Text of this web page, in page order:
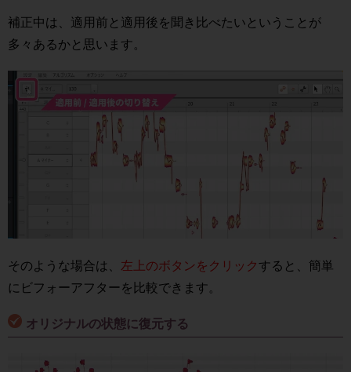
補正中は、適用前と適用後を聞き比べたいということが
多々あるかと思います。
そのような場合は、 左上のボタンをクリックすると、簡単
にビフォーアフターを比較できます。
オリジナルの状態に復元する